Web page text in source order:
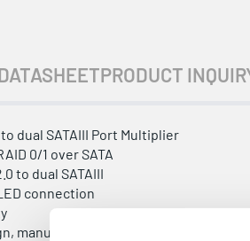
PRODUCT
dual SATAIII Port Multiplier
0/1 over SATA
to dual SATAIII
connection
manufacture in innodisk Taiwan